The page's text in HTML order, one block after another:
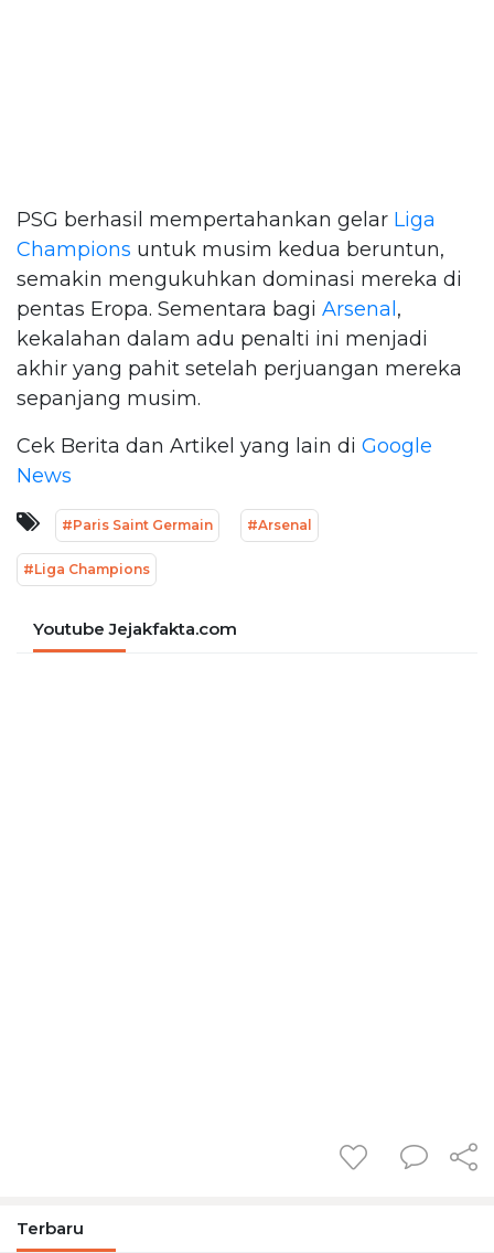
PSG berhasil mempertahankan gelar Liga
Champions untuk musim kedua beruntun,
semakin mengukuhkan dominasi mereka di
pentas Eropa. Sementara bagi Arsenal,
kekalahan dalam adu penalti ini menjadi
akhir yang pahit setelah perjuangan mereka
sepanjang musim.
Cek Berita dan Artikel yang lain di Google
News
#Paris Saint Germain #Arsenal
#Liga Champions
Youtube Jejakfakta.com
Terbaru